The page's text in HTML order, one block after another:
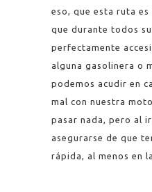
eso, que esta ruta
que durante todos
perfectamente
alguna gasolinera o
podemos acudir en
mal con nuestra
pasar nada, pero al
asegurarse de que
rápida, al menos en